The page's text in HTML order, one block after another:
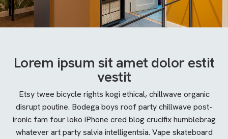
Lorem ipsum sit amet dolor estit
vestit
Etsy twee bicycle rights kogi ethical, chillwave organic
disrupt poutine. Bodega boys roof party chillwave post-
ironic fam four loko iPhone cred blog crucifix humblebrag
whatever art party salvia intelligentsia. Vape skateboard